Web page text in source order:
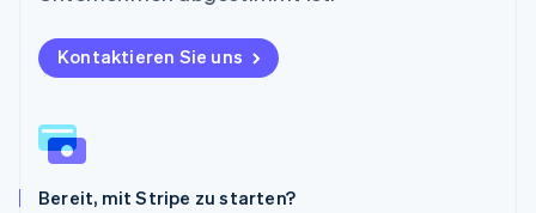
Kontaktieren Sie uns
Bereit, mit Stripe zu starten?
Portugal
PortuguêsEnglish
Rumänien
Schweden
Svenska
Deutsch FrançaisItalianoEnglish